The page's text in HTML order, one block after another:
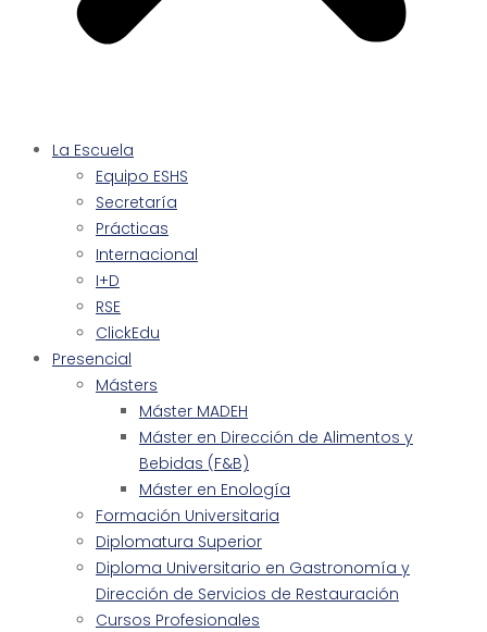
La Escuela
Equipo ESHS
Secretaría
Prácticas
Internacional
I+D
RSE
ClickEdu
Presencial
Másters
Máster MADEH
Máster en Dirección de Alimentos y
Bebidas (F&B)
Máster en Enología
Formación Universitaria
Diplomatura Superior
Diploma Universitario en Gastronomía y
Dirección de Servicios de Restauración
Cursos Profesionales